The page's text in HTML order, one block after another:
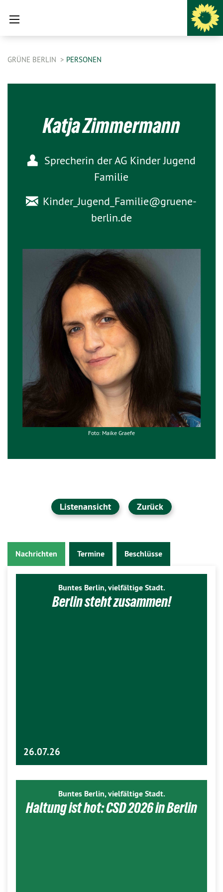
GRÜNE BERLIN PERSONEN
Katja Zimmermann
Sprecherin der AG Kinder Jugend
Familie
Kinder_Jugend_Familie@gruene-
berlin.de
Foto: Maike Graefe
Listenansicht Zurück
Nachrichten Termine Beschlüsse
Buntes Berlin, vielfältige Stadt.
Berlin steht zusammen!
26.07.26
Buntes Berlin, vielfältige Stadt.
Haltung ist hot: CSD 2026 in Berlin